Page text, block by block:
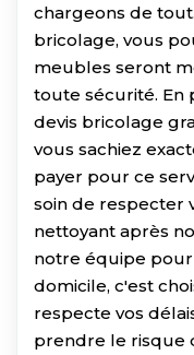
chargeons de
bricolage, vous
meubles seront
toute sécurité. En
devis bricolage
vous sachiez
payer pour ce
soin de respecter
nettoyant après
notre équipe
domicile, c'est
respecte vos
prendre le risque